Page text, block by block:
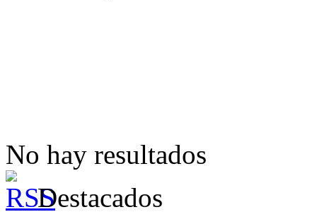
No hay resultados
Destacados